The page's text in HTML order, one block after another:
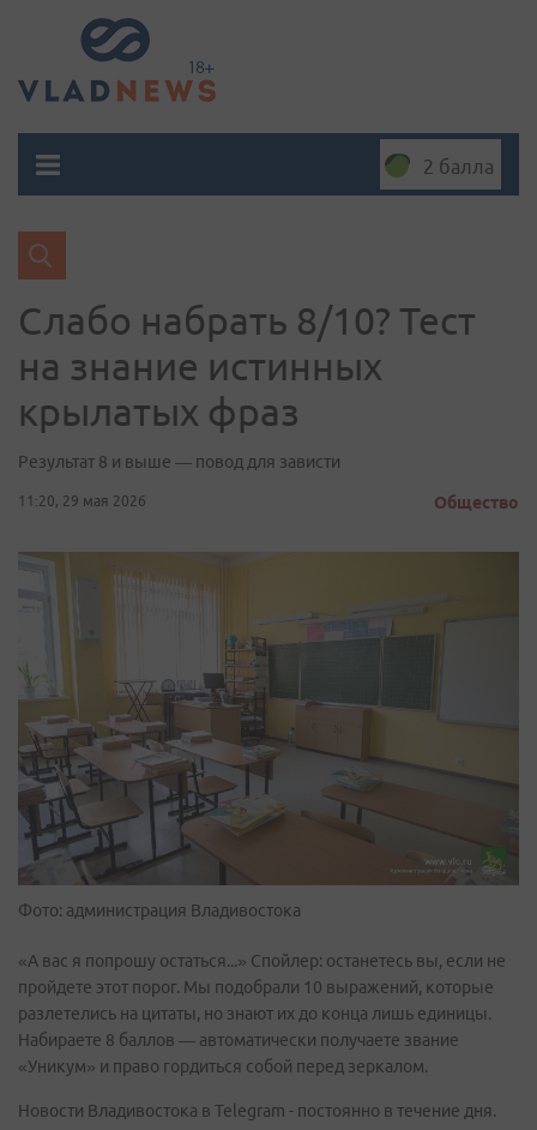
2 балла
Слабо набрать 8/10? Тест
на знание истинных
крылатых фраз
Результат 8 и выше — повод для зависти
11:20, 29 мая 2026 Общество
Фото: администрация Владивостока
«А вас я попрошу остаться...» Спойлер: останетесь вы, если не
пройдете этот порог. Мы подобрали 10 выражений, которые
разлетелись на цитаты, но знают их до конца лишь единицы.
Набираете 8 баллов — автоматически получаете звание
«Уникум» и право гордиться собой перед зеркалом.
Новости Владивостока в Telegram - постоянно в течение дня.